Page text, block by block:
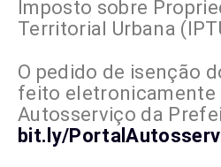
Imposto sobre
Territorial Urbana
O pedido de isenção
feito eletronicamente
Autosserviço da
bit.ly/